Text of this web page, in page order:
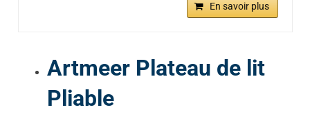
En savoir plus
Artmeer Plateau de lit
Pliable